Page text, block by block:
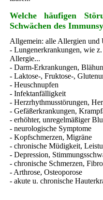
Welche häufigen
Schwächen des
Allgemein: alle Allergien und
- Lungenerkrankungen, wie
Allergie...
- Darm-Erkrankungen,
- Laktose-, Fruktose-,
- Heuschnupfen
- Infektanfälligkeit
- Herzrhythmusstörungen,
- Gefäßerkrankungen,
- erhöhter, unregelmäßiger
- neurologische Symptome
- Kopfschmerzen, Migräne
- chronische Müdigkeit,
- Depression,
- chronische Schmerzen,
- Arthrose, Osteoporose
- akute u. chronische